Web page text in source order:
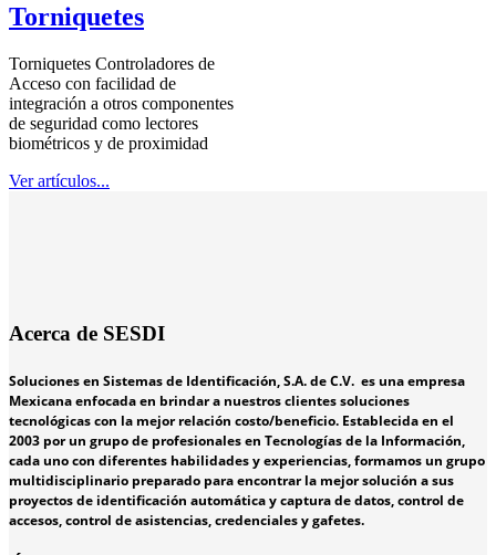
Torniquetes
Torniquetes Controladores de
Acceso con facilidad de
integración a otros componentes
de seguridad como lectores
biométricos y de proximidad
Ver artículos...
Acerca de SESDI
Soluciones en Sistemas de Identificación, S.A. de C.V. es una empresa
Mexicana enfocada en brindar a nuestros clientes soluciones
tecnológicas con la mejor relación costo/beneficio. Establecida en el
2003 por un grupo de profesionales en Tecnologías de la Información,
cada uno con diferentes habilidades y experiencias, formamos un grupo
multidisciplinario preparado para encontrar la mejor solución a sus
proyectos de identificación automática y captura de datos, control de
accesos, control de asistencias, credenciales y gafetes.